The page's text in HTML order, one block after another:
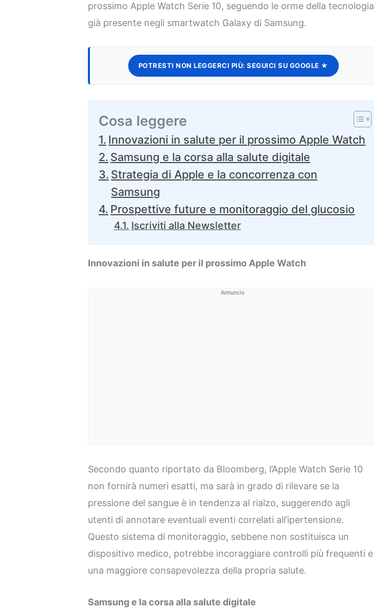
prossimo Apple Watch Serie 10, seguendo le orme della tecnologia
già presente negli smartwatch Galaxy di Samsung.
POTRESTI NON LEGGERCI PIÙ: SEGUICI SU GOOGLE ★
Cosa leggere
Innovazioni in salute per il prossimo Apple Watch
Samsung e la corsa alla salute digitale
Strategia di Apple e la concorrenza con
Samsung
Prospettive future e monitoraggio del glucosio
Iscriviti alla Newsletter
Innovazioni in salute per il prossimo Apple Watch
Annuncio
Secondo quanto riportato da Bloomberg, l’Apple Watch Serie 10
non fornirà numeri esatti, ma sarà in grado di rilevare se la
pressione del sangue è in tendenza al rialzo, suggerendo agli
utenti di annotare eventuali eventi correlati all’ipertensione.
Questo sistema di monitoraggio, sebbene non sostituisca un
dispositivo medico, potrebbe incoraggiare controlli più frequenti e
una maggiore consapevolezza della propria salute.
Samsung e la corsa alla salute digitale